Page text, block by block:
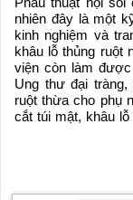
nhiên đây là một
kinh nghiệm và
khâu lỗ thủng ruột
viện còn làm
Ung thư đại
ruột thừa cho phụ
cắt túi mật, khâu lỗ